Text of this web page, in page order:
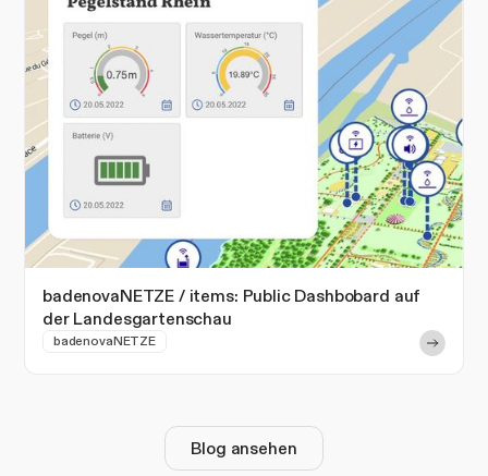
badenovaNETZE / items: Public Dashbobard auf
der Landesgartenschau
badenovaNETZE
Blog ansehen